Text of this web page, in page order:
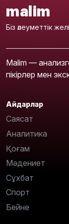
malim
Біз әлеуметтік
Malim —
пікірлер мен
Айдарлар
Саясат
Аналитика
Қоғам
Мәдениет
Сұхбат
Спорт
Бейне